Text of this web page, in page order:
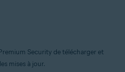
Security de télécharger et
mises à jour.